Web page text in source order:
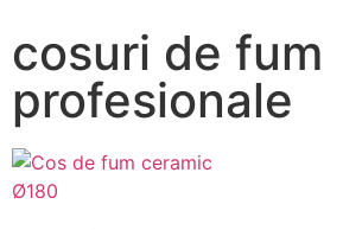
cosuri de fum
profesionale
funcționalitatea
și structura
site-ului web,
modul în care
este utilizat
site-ul.